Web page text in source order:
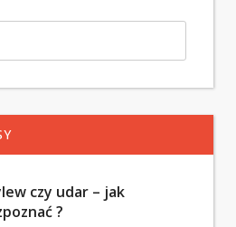
czy udar – jak
?